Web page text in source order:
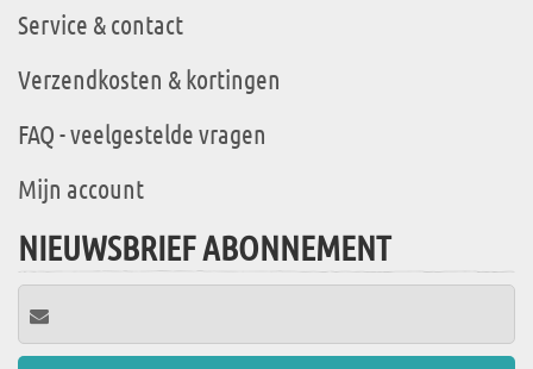
Service & contact
Verzendkosten & kortingen
FAQ - veelgestelde vragen
Mijn account
NIEUWSBRIEF ABONNEMENT